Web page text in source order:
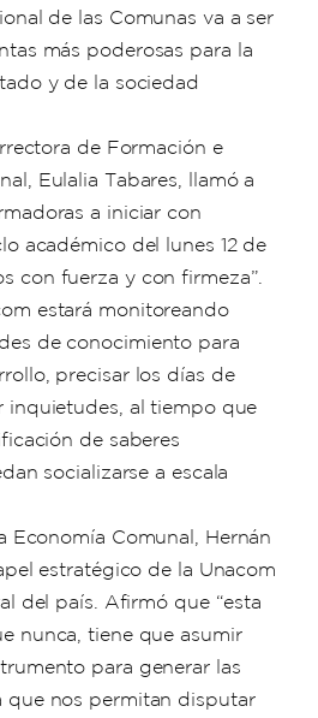
de las Comunas va a ser
más poderosas para la
y de la sociedad
de Formación e
Eulalia Tabares, llamó a
a iniciar con
académico del lunes 12 de
con fuerza y con firmeza”.
estará monitoreando
de conocimiento para
precisar los días de
inquietudes, al tiempo que
de saberes
socializarse a escala
Economía Comunal, Hernán
estratégico de la Unacom
del país. Afirmó que “esta
nunca, tiene que asumir
para generar las
que nos permitan disputar